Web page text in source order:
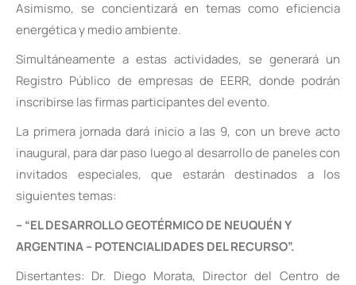
Asimismo, se concientizará en temas como eficiencia
energética y medio ambiente.
Simultáneamente a estas actividades, se generará un
Registro Público de empresas de EERR, donde podrán
inscribirse las firmas participantes del evento.
La primera jornada dará inicio a las 9, con un breve acto
inaugural, para dar paso luego al desarrollo de paneles con
invitados especiales, que estarán destinados a los
siguientes temas:
– “EL DESARROLLO GEOTÉRMICO DE NEUQUÉN Y
ARGENTINA – POTENCIALIDADES DEL RECURSO”.
Disertantes: Dr. Diego Morata, Director del Centro de